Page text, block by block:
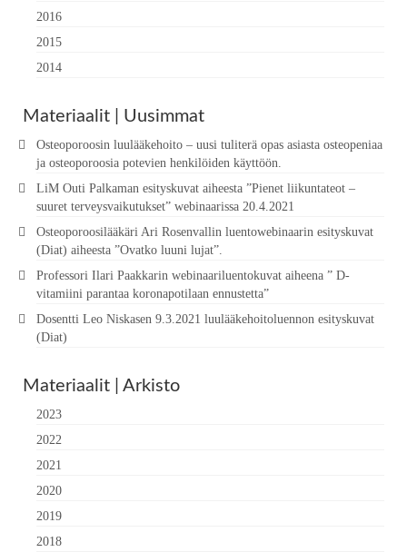
2016
2015
2014
Materiaalit | Uusimmat
Osteoporoosin luulääkehoito – uusi tuliterä opas asiasta osteopeniaa
ja osteoporoosia potevien henkilöiden käyttöön.
LiM Outi Palkaman esityskuvat aiheesta ”Pienet liikuntateot –
suuret terveysvaikutukset” webinaarissa 20.4.2021
Osteoporoosilääkäri Ari Rosenvallin luentowebinaarin esityskuvat
(Diat) aiheesta ”Ovatko luuni lujat”.
Professori Ilari Paakkarin webinaariluentokuvat aiheena ” D-
vitamiini parantaa koronapotilaan ennustetta”
Dosentti Leo Niskasen 9.3.2021 luulääkehoitoluennon esityskuvat
(Diat)
Materiaalit | Arkisto
2023
2022
2021
2020
2019
2018